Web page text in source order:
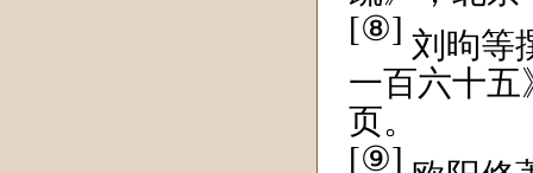
[⑧] 刘昫等
一百六十五
页。
[⑨]